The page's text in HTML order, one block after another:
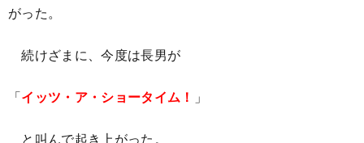
がった。
続けざまに、今度は長男が
「イッツ・ア・ショータイム！ 」
と叫んで起き上がった。